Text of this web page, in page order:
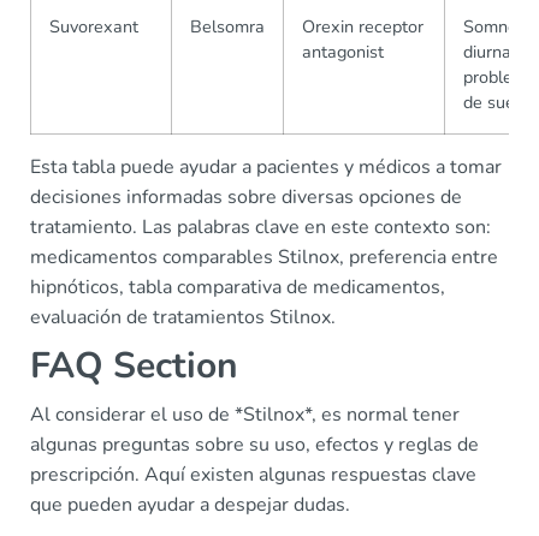
Suvorexant Belsomra
Orexin receptor
antagonist
diurna,
de sueño
Esta tabla puede ayudar a pacientes y médicos a tomar
decisiones informadas sobre diversas opciones de
tratamiento. Las palabras clave en este contexto son:
medicamentos comparables Stilnox, preferencia entre
hipnóticos, tabla comparativa de medicamentos,
evaluación de tratamientos Stilnox.
FAQ Section
Al considerar el uso de *Stilnox*, es normal tener
algunas preguntas sobre su uso, efectos y reglas de
prescripción. Aquí existen algunas respuestas clave
que pueden ayudar a despejar dudas.